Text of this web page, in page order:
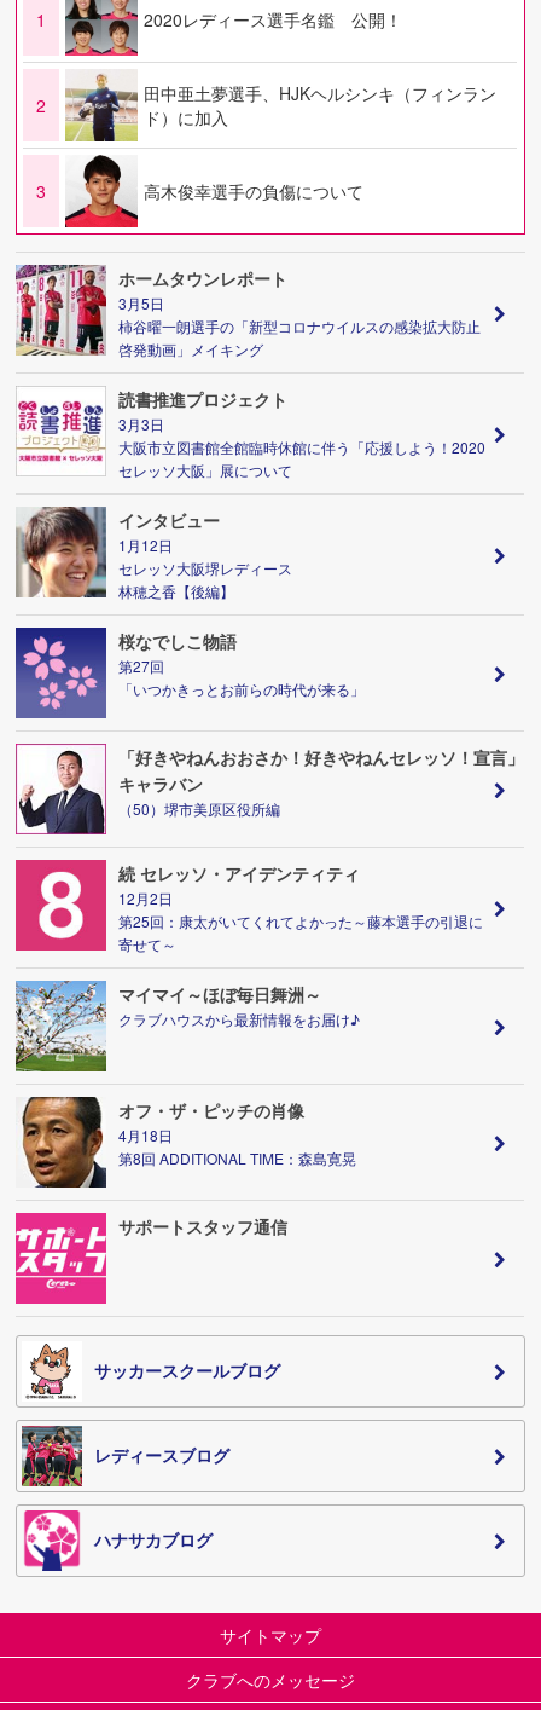
1 2020レディース選手名鑑 公開！
2
田中亜土夢選手、HJKヘルシンキ（フィンラン
ド）に加入
3 高木俊幸選手の負傷について
ホームタウンレポート
3月5日
柿谷曜一朗選手の「新型コロナウイルスの感染拡大防止
啓発動画」メイキング
読書推進プロジェクト
3月3日
大阪市立図書館全館臨時休館に伴う「応援しよう！2020
セレッソ大阪」展について
インタビュー
1月12日
セレッソ大阪堺レディース
林穂之香【後編】
桜なでしこ物語
第27回
「いつかきっとお前らの時代が来る」
「好きやねんおおさか！好きやねんセレッソ！宣言」
キャラバン
（50）堺市美原区役所編
続 セレッソ・アイデンティティ
12月2日
第25回：康太がいてくれてよかった～藤本選手の引退に
寄せて～
マイマイ～ほぼ毎日舞洲～
クラブハウスから最新情報をお届け♪
オフ・ザ・ピッチの肖像
4月18日
第8回 ADDITIONAL TIME：森島寛晃
サポートスタッフ通信
サッカースクールブログ
レディースブログ
ハナサカブログ
サイトマップ
クラブへのメッセージ